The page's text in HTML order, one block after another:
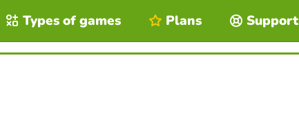
Types of games Plans Support